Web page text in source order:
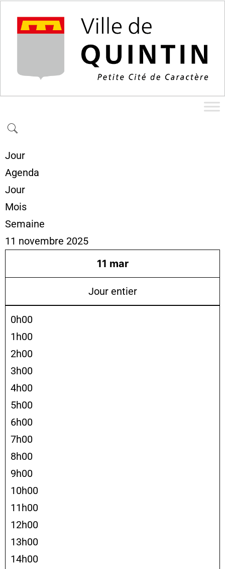
Jour
Agenda
Jour
Mois
Semaine
11 novembre 2025
11 mar
Jour entier
0h00
1h00
2h00
3h00
4h00
5h00
6h00
7h00
8h00
9h00
10h00
11h00
12h00
13h00
14h00